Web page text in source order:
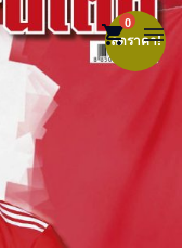
shopping_cart0 menu
ลดราคา!